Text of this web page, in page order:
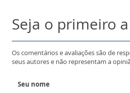
Seja o primeiro
Os comentários e avaliações são de
seus autores e não representam a
Seu nome